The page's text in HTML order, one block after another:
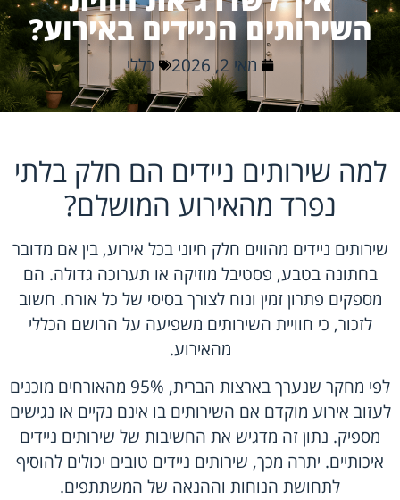
השירותים הניידים באירוע?
מאי 2, 2026 כללי
למה שירותים ניידים הם חלק בלתי
נפרד מהאירוע המושלם?
שירותים ניידים מהווים חלק חיוני בכל אירוע, בין אם מדובר
בחתונה בטבע, פסטיבל מוזיקה או תערוכה גדולה. הם
מספקים פתרון זמין ונוח לצורך בסיסי של כל אורח. חשוב
לזכור, כי חוויית השירותים משפיעה על הרושם הכללי
מהאירוע.
לפי מחקר שנערך בארצות הברית, 95% מהאורחים מוכנים
לעזוב אירוע מוקדם אם השירותים בו אינם נקיים או נגישים
מספיק. נתון זה מדגיש את החשיבות של שירותים ניידים
איכותיים. יתרה מכך, שירותים ניידים טובים יכולים להוסיף
לתחושת הנוחות וההנאה של המשתתפים.